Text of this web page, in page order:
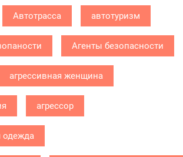
Автотрасса автотуризм
Агенты безопасности
агрессивная женщина
агрессор
одежда